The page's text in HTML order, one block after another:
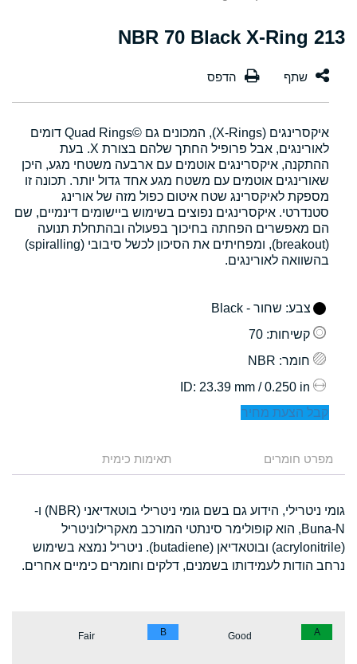
213 NBR 70 Black X-Ring
איקסרינגים (X-Rings), המכונים גם Quad Rings©‎ דומים
לאורינגים, אבל פרופיל החתך שלהם בצורת X. בעת
ההתקנה, איקסרינגים אוטמים עם ארבעה משטחי מגע, היכן
שאורינגים אוטמים עם משטח מגע אחד גדול יותר. תכונה זו
מספקת לאיקסרינג שטח איטום כפול מזה של אורינג
סטנדרטי. איקסרינגים נפוצים בשימוש ביישומים דינמיים, שם
הם מאפשרים הפחתה בחיכוך בפעולה ובהתחלת תנועה
(breakout), ומפחיתים את הסיכון לכשל סיבובי (spiralling)
בהשוואה לאורינגים.
צבע: שחור - Black
קשיחות: 70
חומר: NBR
: 23.39 mm / 0.250 in
קבל הצעת מחיר
מפרט חומרים תאימות כימית
גומי ניטרילי, הידוע גם בשם גומי ניטרילי בוטאדיאני (NBR) ו-
Buna-N, הוא קופולימר סינתטי המורכב מאקרילוניטריל
(acrylonitrile) ובוטאדיאן (butadiene). ניטריל נמצא בשימוש
נרחב הודות לעמידותו בשמנים, דלקים וחומרים כימיים אחרים.
A
Good
B
Fair